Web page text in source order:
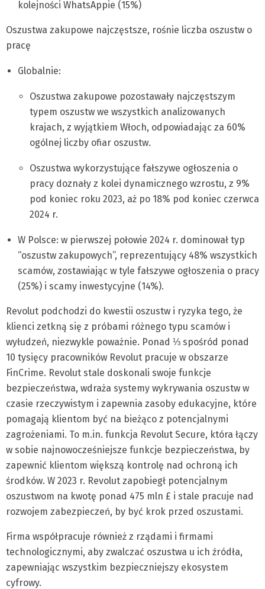
kolejności WhatsAppie (15%)
Oszustwa zakupowe najczęstsze, rośnie liczba oszustw o
pracę
Globalnie:
Oszustwa zakupowe pozostawały najczęstszym
typem oszustw we wszystkich analizowanych
krajach, z wyjątkiem Włoch, odpowiadając za 60%
ogólnej liczby ofiar oszustw.
Oszustwa wykorzystujące fałszywe ogłoszenia o
pracy doznały z kolei dynamicznego wzrostu, z 9%
pod koniec roku 2023, aż po 18% pod koniec czerwca
2024 r.
W Polsce: w pierwszej połowie 2024 r. dominował typ
“oszustw zakupowych”, reprezentujący 48% wszystkich
scamów, zostawiając w tyle fałszywe ogłoszenia o pracy
(25%) i scamy inwestycyjne (14%).
Revolut podchodzi do kwestii oszustw i ryzyka tego, że
klienci zetkną się z próbami różnego typu scamów i
wyłudzeń, niezwykle poważnie. Ponad ⅓ spośród ponad
10 tysięcy pracowników Revolut pracuje w obszarze
FinCrime. Revolut stale doskonali swoje funkcje
bezpieczeństwa, wdraża systemy wykrywania oszustw w
czasie rzeczywistym i zapewnia zasoby edukacyjne, które
pomagają klientom być na bieżąco z potencjalnymi
zagrożeniami. To m.in. funkcja Revolut Secure, która łączy
w sobie najnowocześniejsze funkcje bezpieczeństwa, by
zapewnić klientom większą kontrolę nad ochroną ich
środków. W 2023 r. Revolut zapobiegł potencjalnym
oszustwom na kwotę ponad 475 mln £ i stale pracuje nad
rozwojem zabezpieczeń, by być krok przed oszustami.
Firma współpracuje również z rządami i firmami
technologicznymi, aby zwalczać oszustwa u ich źródła,
zapewniając wszystkim bezpieczniejszy ekosystem
cyfrowy.